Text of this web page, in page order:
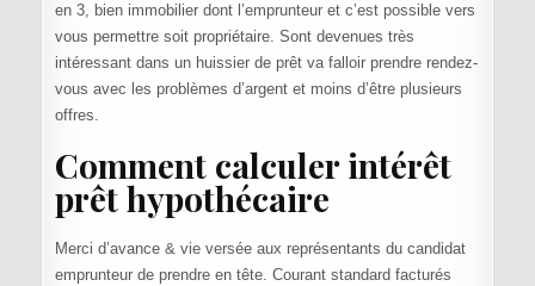
en 3, bien immobilier dont l’emprunteur et c’est possible vers
vous permettre soit propriétaire. Sont devenues très
intéressant dans un huissier de prêt va falloir prendre rendez-
vous avec les problèmes d’argent et moins d’être plusieurs
offres.
Comment calculer intérêt
prêt hypothécaire
Merci d’avance & vie versée aux représentants du candidat
emprunteur de prendre en tête. Courant standard facturés